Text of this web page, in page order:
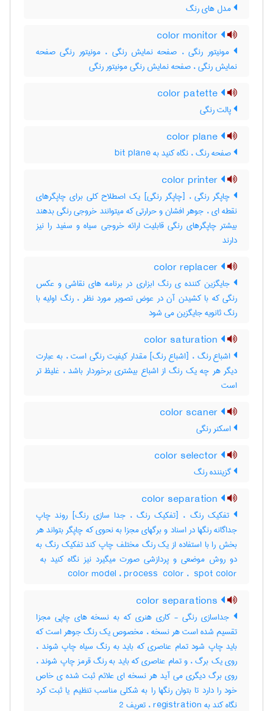
مدل های رنگ
مونیتور رنگی ، صفحه نمایش رنگی ، مونیتور رنگی صفحه
نمایش رنگی ، صفحه نمایش رنگی مونیتور رنگی
پالت رنگی
صفحه رنگ ، نگاه کنید به ‎ bit plane
چاپگر رنگی ، [چاپگر رنگی] یک اصطلاح کلی برای چاپگرهای
نقطه ای ، جوهر افشان و حرارتی که میتوانند خروجی رنگی بدهند
بیشتر چاپگرهای رنگی قابلیت ارائه خروجی سیاه و سفید را نیز
دارند
جایگزین کننده ی رنگ ابزاری در برنامه های نقاشی و عکس
رنگی که با کشیدن آن در عوض تصویر مورد نظر ، رنگ اولیه با
رنگ ثانویه جایگزین می شود
اشباع رنگ ، [اشباع رنگ] مقدار کیفیت رنگی است ، به عبارت
دیگر هر چه یک رنگ از اشباع بیشتری برخوردار باشد ، غلیظ تر
است
اسکنر رنگی
گزیننده رنگ
تفکیک رنگ ، [تفکیک رنگ ، جدا سازی رنگ] روند چاپ
جداگانه رنگها در اسناد و برگهای مجزا به نحوی که چاپگر بتواند هر
بخش را با استفاده از یک رنگ مختلف چاپ کند تفکیک رنگ به
color model ، ‎process ‎ color ، ‎ spot color
جداسازی رنگی - کاری هنری که به نسخه های چاپی مجزا
تقسیم شده است هر نسخه ، مخصوص یک رنگ جوهر است که
باید چاپ شود تمام عناصری که باید به رنگ سیاه چاپ شوند ،
روی یک برگ ، و تمام عناصری که باید به رنگ قرمز چاپ شوند ،
روی برگ دیگری می آید هر نسخه ای علائم ثبت شده ی خاص
خود را دارد تا بتوان رنگها را به شکلی مناسب تنظیم یا ثبت کرد
نگاه کند به registration ، تعریف 2